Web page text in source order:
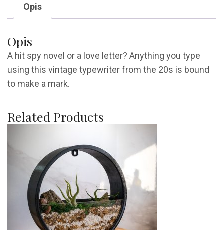
Opis
Opis
A hit spy novel or a love letter? Anything you type
using this vintage typewriter from the 20s is bound
to make a mark.
Related Products